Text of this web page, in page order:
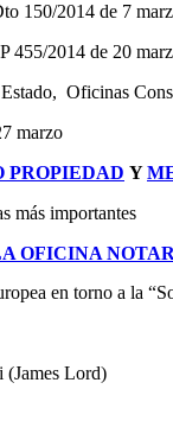
150/2014 de 7
455/2014 de 20
Oficinas
marzo
PROPIEDAD Y
más importantes
OFICINA
en torno a la
(James Lord)